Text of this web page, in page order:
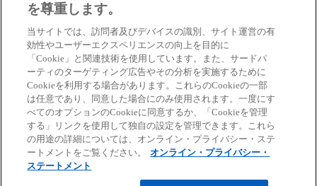
library_books
を尊重します。
当サイトでは、訪問者及びデバイスの識別、サイト運営の有
効性やユーザーエクスペリエンスの向上を目的に
「Cookie」と関連技術を使用しています。また、サードパ
ーティのターゲティング広告やその分析を実施するために
Cookieを利用する場合があります。これらのCookieの一部
は任意であり、同意した場合にのみ使用されます。一度にす
べてのオプションのCookieに同意するか、「Cookieを管理
する」リンクを使用して独自の設定を管理できます。これら
の用途の詳細については、オンライン・プライバシー・ステ
ートメントをご覧ください。
オンライン・プライバシー・
ステートメント